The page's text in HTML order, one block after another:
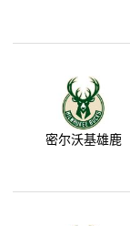
密尔沃基雄鹿